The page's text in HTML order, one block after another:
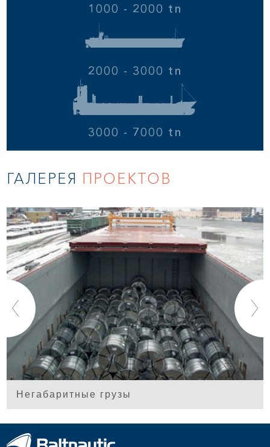
1000 - 2000 tn
2000 - 3000 tn
3000 - 7000 tn
ГАЛЕРЕЯ ПРОЕКТОВ
Негабаритные грузы